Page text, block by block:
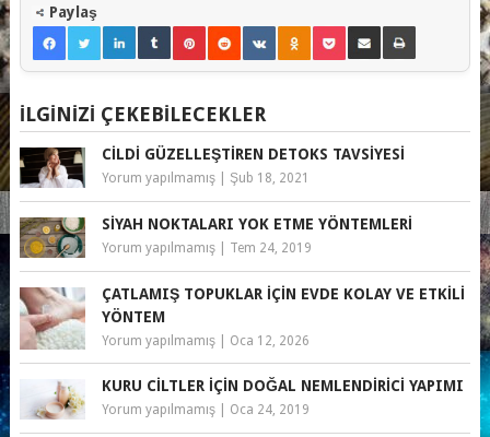
Paylaş
İLGINIZI ÇEKEBILECEKLER
CILDI GÜZELLEŞTIREN DETOKS TAVSIYESI
Yorum yapılmamış| Şub 18, 2021
SIYAH NOKTALARI YOK ETME YÖNTEMLERI
Yorum yapılmamış| Tem 24, 2019
ÇATLAMIŞ TOPUKLAR İÇIN EVDE KOLAY VE ETKILI
YÖNTEM
Yorum yapılmamış| Oca 12, 2026
KURU CILTLER İÇIN DOĞAL NEMLENDIRICI YAPIMI
Yorum yapılmamış| Oca 24, 2019